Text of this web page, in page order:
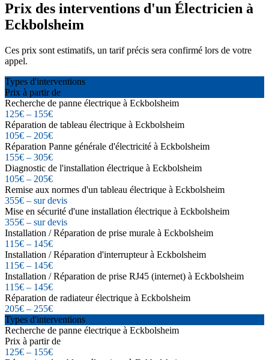
Prix des interventions d'un Électricien à
Eckbolsheim
Ces prix sont estimatifs, un tarif précis sera confirmé lors de votre
appel.
Types d'interventions
Prix à partir de
Recherche de panne électrique à Eckbolsheim
125€ – 155€
Réparation de tableau électrique à Eckbolsheim
105€ – 205€
Réparation Panne générale d'électricité à Eckbolsheim
155€ – 305€
Diagnostic de l'installation électrique à Eckbolsheim
105€ – 205€
Remise aux normes d'un tableau électrique à Eckbolsheim
355€ – sur devis
Mise en sécurité d'une installation électrique à Eckbolsheim
355€ – sur devis
Installation / Réparation de prise murale à Eckbolsheim
115€ – 145€
Installation / Réparation d'interrupteur à Eckbolsheim
115€ – 145€
Installation / Réparation de prise RJ45 (internet) à Eckbolsheim
115€ – 145€
Réparation de radiateur électrique à Eckbolsheim
205€ – 255€
Types d'interventions
Recherche de panne électrique à Eckbolsheim
Prix à partir de
125€ – 155€